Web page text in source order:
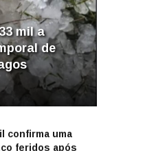
mil a
de
confirma uma
feridos após